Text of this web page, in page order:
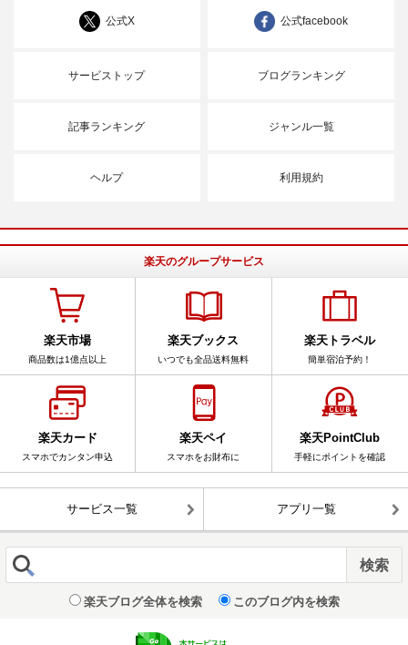
公式X 公式facebook
サービストップ ブログランキング
記事ランキング ジャンル一覧
ヘルプ 利用規約
楽天のグループサービス
楽天市場
商品数は1億点以上
楽天ブックス
いつでも全品送料無料
楽天トラベル
簡単宿泊予約！
楽天カード
スマホでカンタン申込
楽天ペイ
スマホをお財布に
楽天PointClub
手軽にポイントを確認
サービス一覧 アプリ一覧
楽天ブログ全体を検索 このブログ内を検索